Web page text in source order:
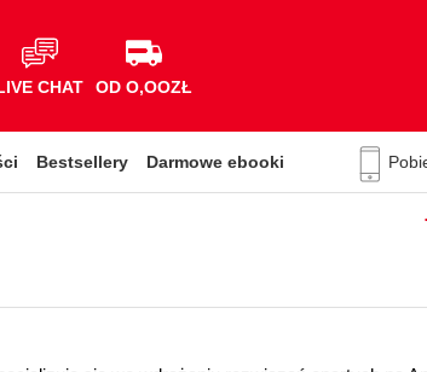
CHAT OD O,OOZŁ
Bestsellery Darmowe ebooki